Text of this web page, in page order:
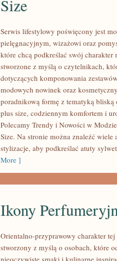
Size
Serwis lifestylowy poświęcony jest
pielęgnacyjnym, wizażowi oraz
które chcą podkreślać swój
stworzone z myślą o czytelnikach,
dotyczących komponowania
modowych nowinek oraz
poradnikową formę z tematyką
plus size, codziennym komfortem i
Polecamy Trendy i Nowości w
Size. Na stronie można znaleźć
stylizacje, aby podkreślać atuty
More ]
Ikony
Orientalno-przyprawowy charakter
stworzony z myślą o osobach, które
nieoczywiste smaki i kulinarne